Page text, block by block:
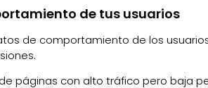
de tus usuarios
de comportamiento de los
páginas con alto tráfico pero baja